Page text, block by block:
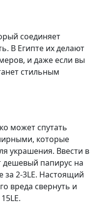
соединяет
В Египте их делают
и даже если вы
стильным
может спутать
которые
украшения. Ввести в
дешевый папирус на
за 2-3LE. Настоящий
вреда свернуть и